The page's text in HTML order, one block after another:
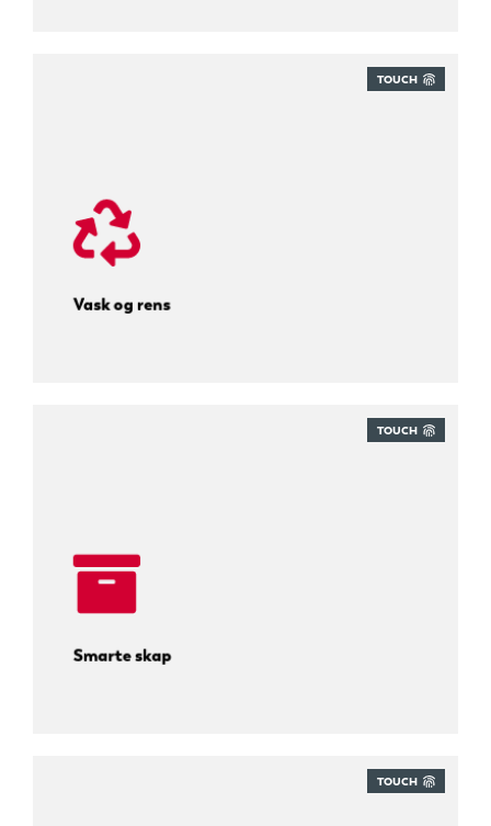
TOUCH
Vask og rens
Spor hver eneste uniformssyklus.
TOUCH
Smarte skap
TOUCH